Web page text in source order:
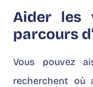
Aider les
parcours
Vous pouvez
recherchent où